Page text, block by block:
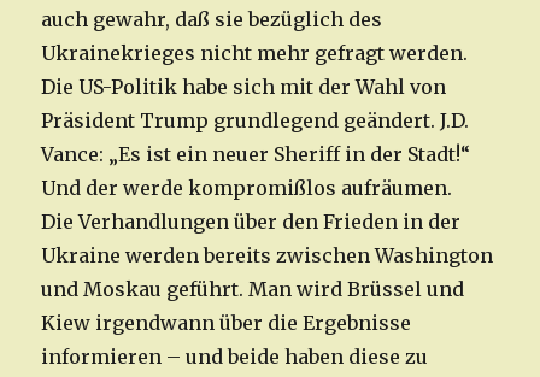
auch gewahr, daß sie bezüglich des
Ukrainekrieges nicht mehr gefragt werden.
Die US-Politik habe sich mit der Wahl von
Präsident Trump grundlegend geändert. J.D.
Vance: „Es ist ein neuer Sheriff in der Stadt!“
Und der werde kompromißlos aufräumen.
Die Verhandlungen über den Frieden in der
Ukraine werden bereits zwischen Washington
und Moskau geführt. Man wird Brüssel und
Kiew irgendwann über die Ergebnisse
informieren – und beide haben diese zu